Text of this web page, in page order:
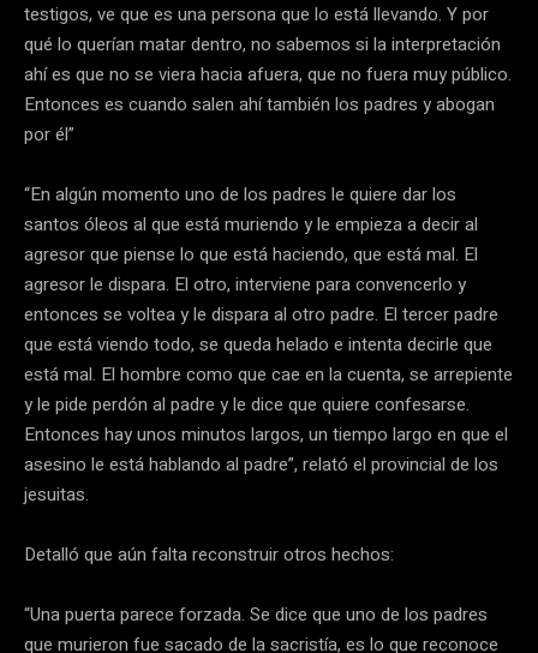
testigos, ve que es una persona que lo está llevando. Y por
qué lo querían matar dentro, no sabemos si la interpretación
ahí es que no se viera hacia afuera, que no fuera muy público.
Entonces es cuando salen ahí también los padres y abogan
por él”
“En algún momento uno de los padres le quiere dar los
santos óleos al que está muriendo y le empieza a decir al
agresor que piense lo que está haciendo, que está mal. El
agresor le dispara. El otro, interviene para convencerlo y
entonces se voltea y le dispara al otro padre. El tercer padre
que está viendo todo, se queda helado e intenta decirle que
está mal. El hombre como que cae en la cuenta, se arrepiente
y le pide perdón al padre y le dice que quiere confesarse.
Entonces hay unos minutos largos, un tiempo largo en que el
asesino le está hablando al padre”, relató el provincial de los
jesuitas.
Detalló que aún falta reconstruir otros hechos:
“Una puerta parece forzada. Se dice que uno de los padres
que murieron fue sacado de la sacristía, es lo que reconoce